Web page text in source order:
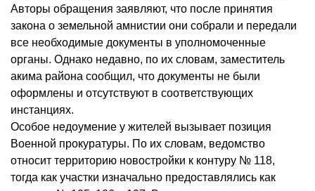
Авторы обращения заявляют, что после принятия
закона о земельной амнистии они собрали и передали
все необходимые документы в уполномоченные
органы. Однако недавно, по их словам, заместитель
акима района сообщил, что документы не были
оформлены и отсутствуют в соответствующих
инстанциях.
Особое недоумение у жителей вызывает позиция
Военной прокуратуры. По их словам, ведомство
относит территорию новостройки к контуру № 118,
тогда как участки изначально предоставлялись как